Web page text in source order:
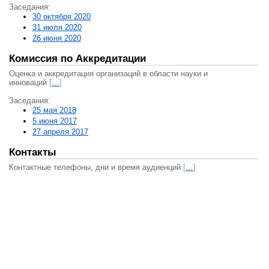
Заседания:
30 октября 2020
31 июля 2020
26 июня 2020
Комиссия по Аккредитации
Оценка и аккредитация организаций в области науки и
инноваций […]
Заседания:
25 мая 2018
5 июня 2017
27 апреля 2017
Контакты
Контактные телефоны, дни и время аудиенций […]